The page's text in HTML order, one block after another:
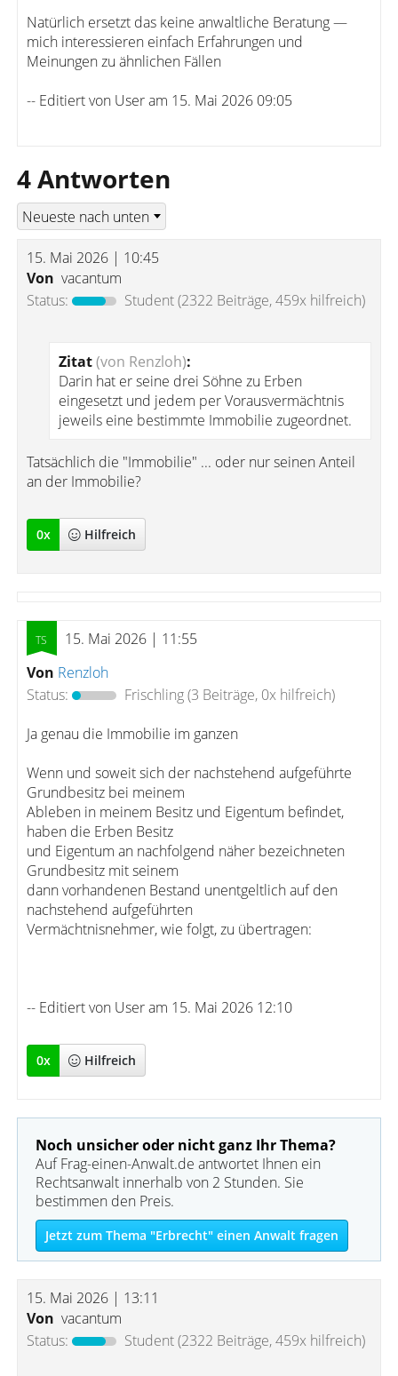
Natürlich ersetzt das keine anwaltliche Beratung —
mich interessieren einfach Erfahrungen und
Meinungen zu ähnlichen Fällen
-- Editiert von User am 15. Mai 2026 09:05
4 Antworten
15. Mai 2026 | 10:45
Von vacantum
Status:
Student(2322 Beiträge, 459x hilfreich)
Zitat(von Renzloh):
Darin hat er seine drei Söhne zu Erben
eingesetzt und jedem per Vorausvermächtnis
jeweils eine bestimmte Immobilie zugeordnet.
Tatsächlich die "Immobilie" ... oder nur seinen Anteil
an der Immobilie?
0x Hilfreich
15. Mai 2026 | 11:55
Von Renzloh
Status:
Frischling(3 Beiträge, 0x hilfreich)
Ja genau die Immobilie im ganzen
Wenn und soweit sich der nachstehend aufgeführte
Grundbesitz bei meinem
Ableben in meinem Besitz und Eigentum befindet,
haben die Erben Besitz
und Eigentum an nachfolgend näher bezeichneten
Grundbesitz mit seinem
dann vorhandenen Bestand unentgeltlich auf den
nachstehend aufgeführten
Vermächtnisnehmer, wie folgt, zu übertragen:
-- Editiert von User am 15. Mai 2026 12:10
0x Hilfreich
Noch unsicher oder nicht ganz Ihr Thema?
Auf Frag-einen-Anwalt.de antwortet Ihnen ein
Rechtsanwalt innerhalb von 2 Stunden. Sie
bestimmen den Preis.
Jetzt zum Thema "Erbrecht" einen Anwalt fragen
15. Mai 2026 | 13:11
Von vacantum
Status:
Student(2322 Beiträge, 459x hilfreich)